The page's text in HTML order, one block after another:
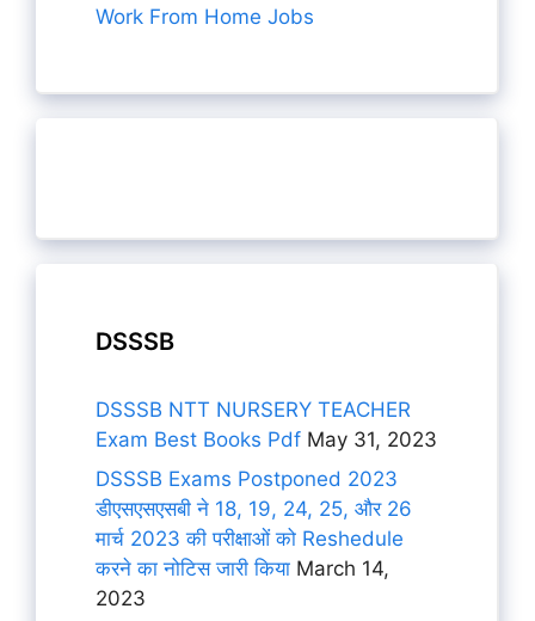
Work From Home Jobs
DSSSB
DSSSB NTT NURSERY TEACHER
Exam Best Books Pdf May 31, 2023
DSSSB Exams Postponed 2023
डीएसएसएसबी ने 18, 19, 24, 25, और 26
मार्च 2023 की परीक्षाओं को Reshedule
करने का नोटिस जारी किया March 14,
2023